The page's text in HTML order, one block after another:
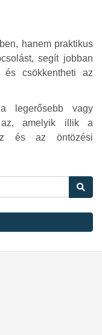
hanem praktikus
segít jobban
és csökkentheti az
legerősebb vagy
az, amelyik illik a
és az öntözési